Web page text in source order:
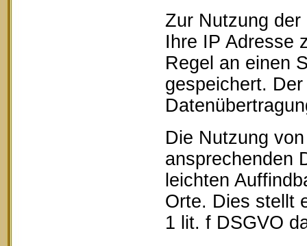
Zur Nutzung
Ihre IP Adresse
Regel an einen
gespeichert.
Die Nutzung
ansprechenden
leichten
Orte. Dies stellt
1 lit. f DSGVO